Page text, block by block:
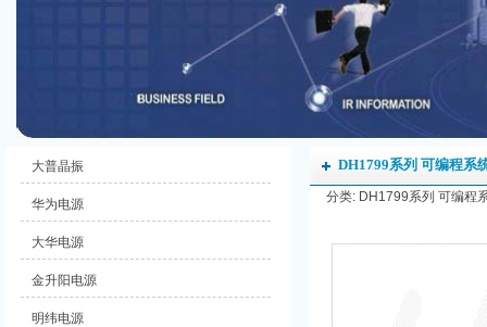
DH1799系列 可编程系
分类: DH1799系列 可编程
大普晶振
华为电源
大华电源
金升阳电源
明纬电源